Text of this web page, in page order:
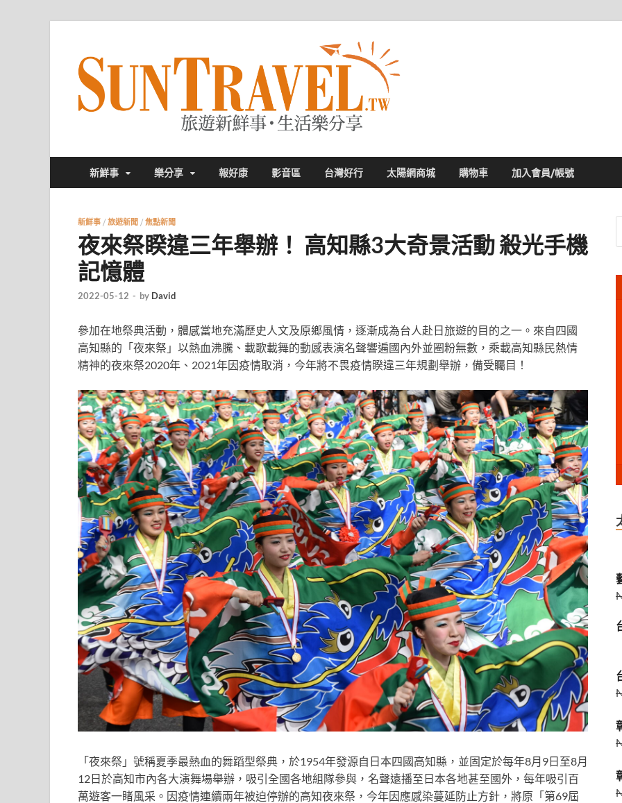
新鮮事 樂分享 報好康 影音區 台灣好行 太陽網商城 購物車 加入會員/帳號
新鮮事 / 旅遊新聞 / 焦點新聞
夜來祭睽違三年舉辦！ 高知縣3大奇景活動 殺光手機
記憶體
2022-05-12 - by David
參加在地祭典活動，體感當地充滿歷史人文及原鄉風情，逐漸成為台人赴日旅遊的目的之一。來自四國
高知縣的「夜來祭」以熱血沸騰、載歌載舞的動感表演名聲響遍國內外並圈粉無數，乘載高知縣民熱情
精神的夜來祭2020年、2021年因疫情取消，今年將不畏疫情睽違三年規劃舉辦，備受矚目！
「夜來祭」號稱夏季最熱血的舞蹈型祭典，於1954年發源自日本四國高知縣，並固定於每年8月9日至8月
12日於高知市內各大演舞場舉辦，吸引全國各地組隊參與，名聲遠播至日本各地甚至國外，每年吸引百
萬遊客一睹風采。因疫情連續兩年被迫停辦的高知夜來祭，今年因應感染蔓延防止方針，將原「第69屆